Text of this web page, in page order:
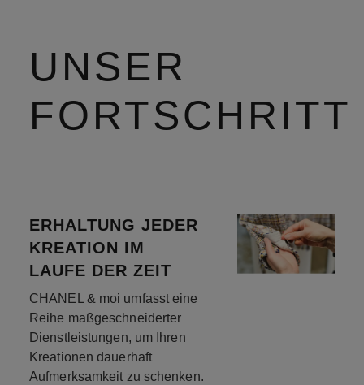
UNSER
FORTSCHRITT
ERHALTUNG JEDER
KREATION IM
LAUFE DER ZEIT
CHANEL & moi umfasst eine
Reihe maßgeschneiderter
Dienstleistungen, um Ihren
Kreationen dauerhaft
Aufmerksamkeit zu schenken.